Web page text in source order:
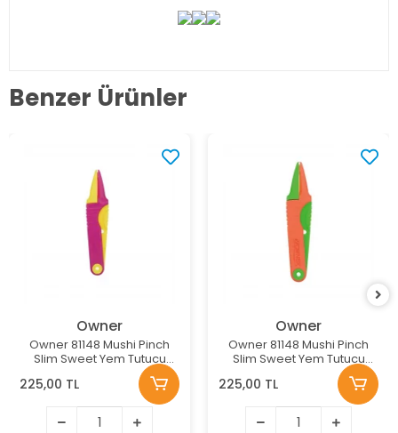
Benzer Ürünler
Owner
Owner 81148 Mushi Pinch
Slim Sweet Yem Tutucu
Renk: Sweet Patato
225,00 TL
Owner
Owner 81148 Mushi Pinch
Slim Sweet Yem Tutucu
225,00 TL